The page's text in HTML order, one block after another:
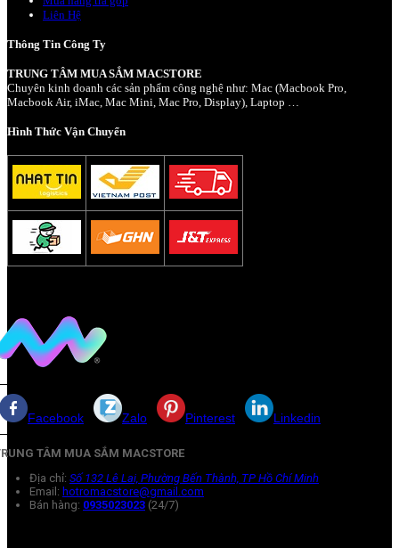
Liên Hệ
Thông Tin Công Ty
TRUNG TÂM MUA SẮM MACSTORE
Chuyên kinh doanh các sản phẩm công nghệ như: Mac (Macbook Pro,
Macbook Air, iMac, Mac Mini, Mac Pro, Display), Laptop …
Hình Thức Vận Chuyển
Facebook Zalo Pinterest Linkedin
TÂM MUA SẮM MACSTORE
Địa chỉ: Số 132 Lê Lai, Phường Bến Thành, TP Hồ Chí Minh
Email: hotromacstore@gmail.com
Bán hàng: 0935023023 (24/7)